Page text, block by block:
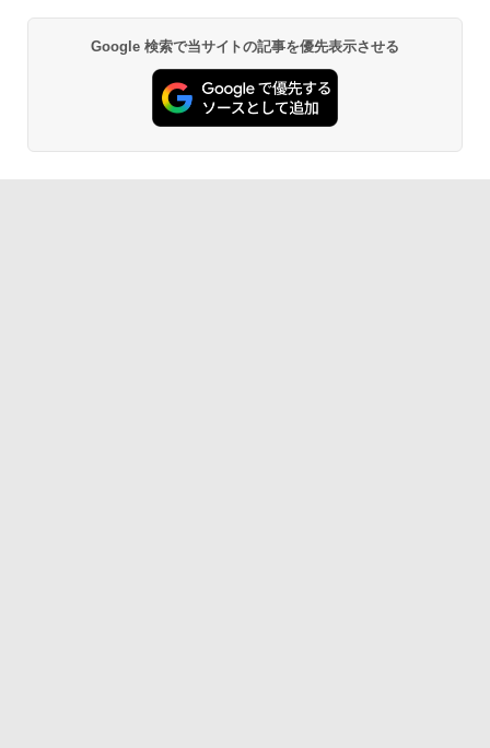
Google 検索で当サイトの記事を優先表示させる